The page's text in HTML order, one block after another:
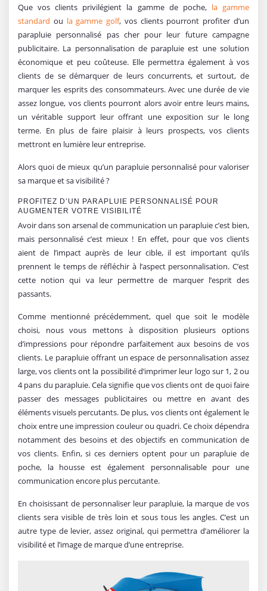
Que vos clients privilégient la gamme de poche, la gamme
standard ou la gamme golf, vos clients pourront profiter d’un
parapluie personnalisé pas cher pour leur future campagne
publicitaire. La personnalisation de parapluie est une solution
économique et peu coûteuse. Elle permettra également à vos
clients de se démarquer de leurs concurrents, et surtout, de
marquer les esprits des consommateurs. Avec une durée de vie
assez longue, vos clients pourront alors avoir entre leurs mains,
un véritable support leur offrant une exposition sur le long
terme. En plus de faire plaisir à leurs prospects, vos clients
mettront en lumière leur entreprise.
Alors quoi de mieux qu’un parapluie personnalisé pour valoriser
sa marque et sa visibilité ?
PROFITEZ D’UN PARAPLUIE PERSONNALISÉ POUR
AUGMENTER VOTRE VISIBILITÉ
Avoir dans son arsenal de communication un parapluie c’est bien,
mais personnalisé c’est mieux ! En effet, pour que vos clients
aient de l’impact auprès de leur cible, il est important qu’ils
prennent le temps de réfléchir à l’aspect personnalisation. C’est
cette notion qui va leur permettre de marquer l’esprit des
passants.
Comme mentionné précédemment, quel que soit le modèle
choisi, nous vous mettons à disposition plusieurs options
d’impressions pour répondre parfaitement aux besoins de vos
clients. Le parapluie offrant un espace de personnalisation assez
large, vos clients ont la possibilité d’imprimer leur logo sur 1, 2 ou
4 pans du parapluie. Cela signifie que vos clients ont de quoi faire
passer des messages publicitaires ou mettre en avant des
éléments visuels percutants. De plus, vos clients ont également le
choix entre une impression couleur ou quadri. Ce choix dépendra
notamment des besoins et des objectifs en communication de
vos clients. Enfin, si ces derniers optent pour un parapluie de
poche, la housse est également personnalisable pour une
communication encore plus percutante.
En choisissant de personnaliser leur parapluie, la marque de vos
clients sera visible de très loin et sous tous les angles. C’est un
autre type de levier, assez original, qui permettra d’améliorer la
visibilité et l’image de marque d’une entreprise.